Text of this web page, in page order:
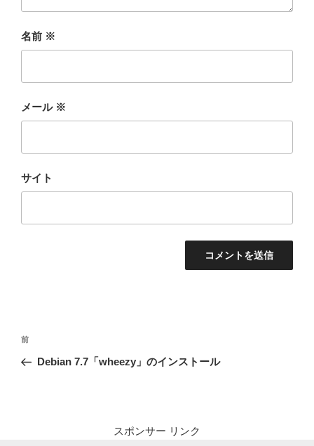
名前 ※
メール ※
サイト
投
ナ
前
の
前
Debian 7.7「wheezy」のインストール
スポンサー リンク